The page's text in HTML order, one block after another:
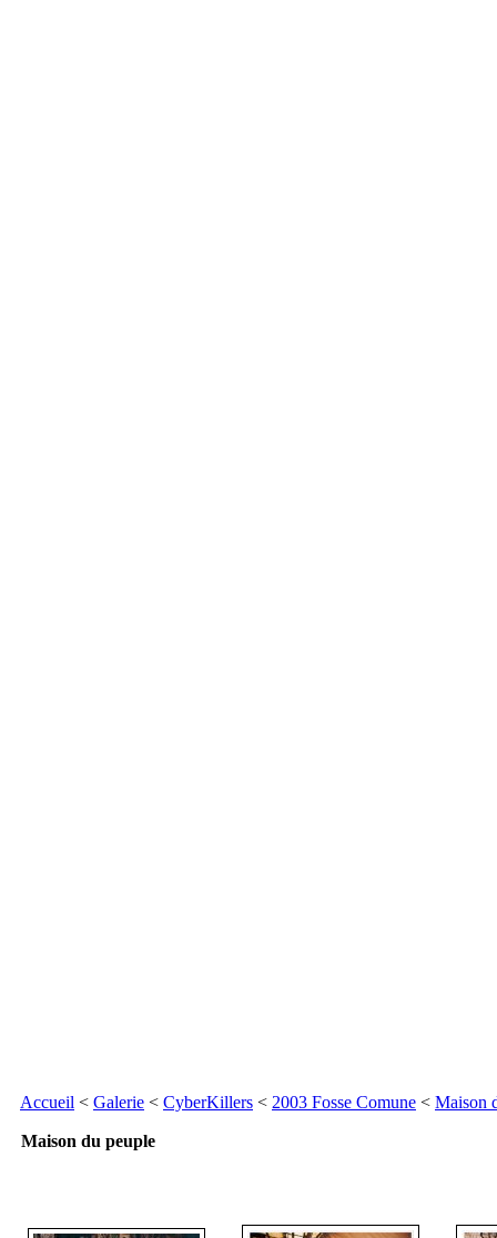
Accueil < Galerie < CyberKillers < 2003 Fosse Comune < Maison
Maison du peuple